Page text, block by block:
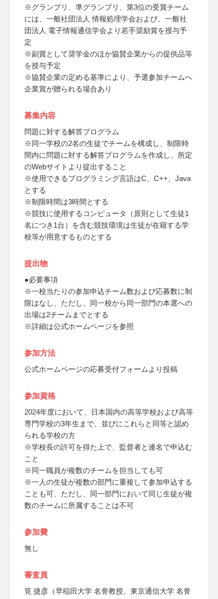
※グランプリ、準グランプリ、第3位の受賞チーム
には、一般社団法人 情報処理学会および、一般社
団法人 電子情報通信学会より若手奨励賞を授与予
定
※副賞として奨学金のほか協賛企業からの提供品等
を授与予定
※協賛企業の定める基準により、予選参加チームへ
企業賞が贈られる場合あり
募集内容
問題に対する解答プログラム
※同一学校の2名の生徒でチームを構成し、制限時
間内に問題に対する解答プログラムを作成し、所定
のWebサイトより提出すること
※使用できるプログラミング言語はC、C++、Java
とする
※制限時間は3時間とする
※競技に使用するコンピュータ（原則として生徒1
名につき1台）を含む競技環境は生徒が在籍する学
校等が用意するものとする
提出物
●必要事項
※一校当たりの参加申込チーム数および応募数に制
限はなし、ただし、同一校から同一部門の本選への
出場は2チームまでとする
※詳細は公式ホームページを参照
参加方法
公式ホームページの応募受付フォームより投稿
参加資格
2024年度において、日本国内の高等学校および高等
専門学校の3年生まで、並びにこれらと同等と認め
られる学校の方
※学校長の許可を得た上で、監督者と連名で申込む
こと
※同一職員が複数のチームを担当しても可
※一人の生徒が複数の部門に重複して参加申込する
ことも可、ただし、同一部門において同じ生徒が複
数のチームに所属することは不可
参加費
無し
審査員
筧 捷彦（早稲田大学 名誉教授、東京通信大学 名誉